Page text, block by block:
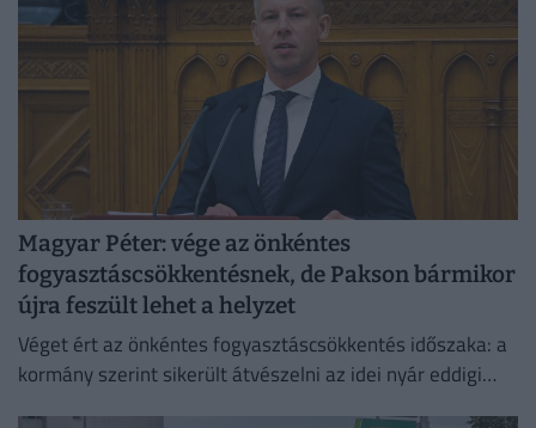
Magyar Péter: vége az önkéntes
fogyasztáscsökkentésnek, de Pakson bármikor
újra feszült lehet a helyzet
Véget ért az önkéntes fogyasztáscsökkentés időszaka: a
kormány szerint sikerült átvészelni az idei nyár eddigi